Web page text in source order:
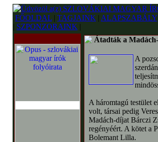
FŐOLDAL | TAGJAINK | ALAPSZABÁLY
| SZPONZORAINK |
Átadták a
A
A háromtagú testület
volt, társai pedig
Madách-díjat Bárczi
regényéért. A kötet a
Bolemant Lilla.